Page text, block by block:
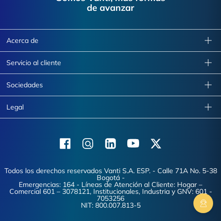
de avanzar
Acerca de
Servicio al cliente
Sociedades
Legal
FacebookInstagramLinkedinYoutubeX (Twitter)
Todos los derechos reservados Vanti S.A. ESP. - Calle 71A No. 5-38
Bogotá -
Emergencias: 164 - Líneas de Atención al Cliente: Hogar –
Comercial 601 – 3078121, Institucionales, Industria y GNV: 601 -
7053256
NIT: 800.007.813-5